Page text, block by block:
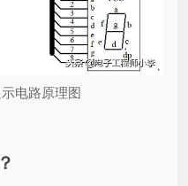
电路原理图